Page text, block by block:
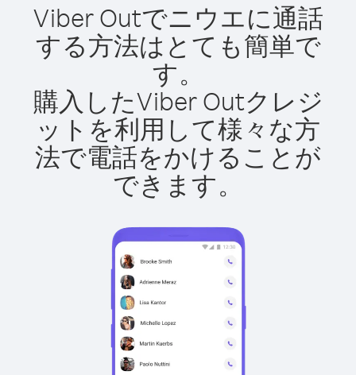
Viber Outでニウエに通話
する方法はとても簡単で
す。
購入したViber Outクレジ
ットを利用して様々な方
法で電話をかけることが
できます。